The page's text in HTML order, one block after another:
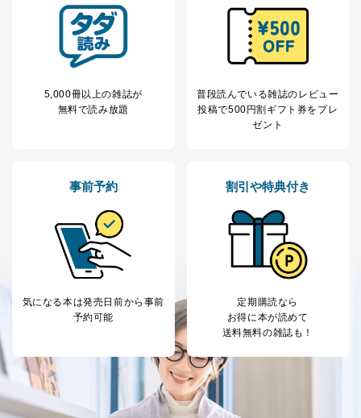
トに登録された方
の個人情報
その他当社のプライバシーポリシ
ー等にて公表する利用目的達成の
ータ（開示対象個人情報）の利用目的であり、下記4.の
開示等のご請求に対応させていただきます。
なお、6、7については、パートナー（提携企業）様又は
３．個人情報の第三者提供について
当社は、取得した個人情報を適切に管理し､あらかじめ
本人の同意を得ることなく第三者に提供することはあり
ません。ただし、次の場合は除きます。
法令に基づく場合
場合であって、本人の同意を得ることが困難であると
き。
公衆衛生の向上または児童の健全な育成の推進のため
に特に必要がある場合であって、本人の同意を得るこ
とが困難である場合。
国の機関もしくは地方公共団体またはその委託を受け
た者が法令の定める事務を遂行することに対して協力
する必要がある場合であって、本人の同意を得ること
5,000冊以上の雑誌が
無料で読み放題
普段読んでいる雑誌のレビュー
投稿で500円割ギフト券をプレ
ゼント
事前予約
気になる本は発売日前から事前
予約可能
割引や特典付き
定期購読なら
お得に本が読めて
送料無料の雑誌も！